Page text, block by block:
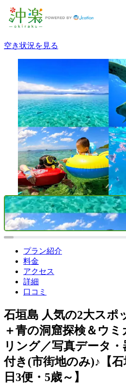
空き状況を見る
プラン紹介
料金
アクセス
詳細
口コミ
石垣島 人気の2大ス
＋青の洞窟探検＆ウ
リング／写真データ
付き(市街地のみ)♪【
日3便・5歳～】